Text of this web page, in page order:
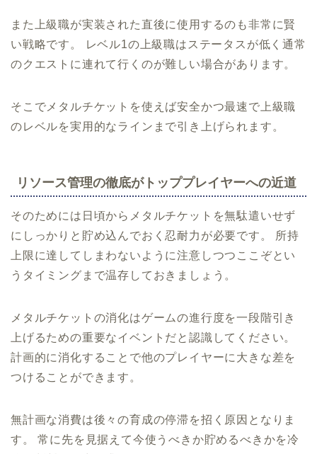
また上級職が実装された直後に使用するのも非常に賢
い戦略です。 レベル1の上級職はステータスが低く通常
のクエストに連れて行くのが難しい場合があります。
そこでメタルチケットを使えば安全かつ最速で上級職
のレベルを実用的なラインまで引き上げられます。
リソース管理の徹底がトッププレイヤーへの近道
そのためには日頃からメタルチケットを無駄遣いせず
にしっかりと貯め込んでおく忍耐力が必要です。 所持
上限に達してしまわないように注意しつつここぞとい
うタイミングまで温存しておきましょう。
メタルチケットの消化はゲームの進行度を一段階引き
上げるための重要なイベントだと認識してください。
計画的に消化することで他のプレイヤーに大きな差を
つけることができます。
無計画な消費は後々の育成の停滞を招く原因となりま
す。 常に先を見据えて今使うべきか貯めるべきかを冷